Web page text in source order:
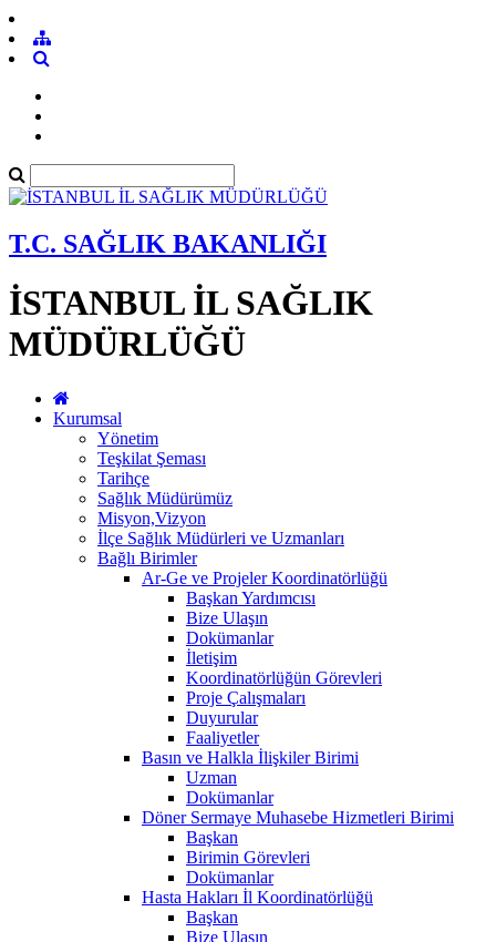
T.C. SAĞLIK BAKANLIĞI
İSTANBUL İL SAĞLIK
MÜDÜRLÜĞÜ
Kurumsal
Yönetim
Teşkilat Şeması
Tarihçe
Sağlık Müdürümüz
Misyon,Vizyon
İlçe Sağlık Müdürleri ve Uzmanları
Bağlı Birimler
Ar-Ge ve Projeler Koordinatörlüğü
Başkan Yardımcısı
Bize Ulaşın
Dokümanlar
İletişim
Koordinatörlüğün Görevleri
Proje Çalışmaları
Duyurular
Faaliyetler
Basın ve Halkla İlişkiler Birimi
Uzman
Dokümanlar
Döner Sermaye Muhasebe Hizmetleri Birimi
Başkan
Birimin Görevleri
Dokümanlar
Hasta Hakları İl Koordinatörlüğü
Başkan
Bize Ulaşın